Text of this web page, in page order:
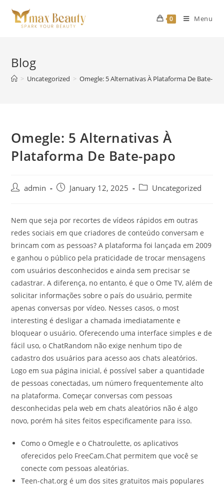
content
0 Menu
Blog
> Uncategorized > Omegle: 5 Alternativas À Plataforma De Bate-
Omegle: 5 Alternativas À
Plataforma De Bate-papo
Postadmin
PostJanuary 12, 2025
PostUncategorized
Nem que seja por recortes de vídeos rápidos em outras
redes sociais em que criadores de conteúdo conversam e
brincam com as pessoas? A plataforma foi lançada em 2009
e ganhou o público pela praticidade de trocar mensagens
com usuários desconhecidos e ainda sem precisar se
cadastrar. A diferença, no entanto, é que o Ome TV, além de
solicitar informações sobre o país do usuário, permite
apenas conversas por vídeo. Nesses casos, o most
interesting é desligar a chamada imediatamente e
bloquear o usuário. Oferecendo uma interface simples e de
fácil uso, o ChatRandom não exige nenhum tipo de
cadastro dos usuários para acesso aos chats aleatórios.
Logo em sua página inicial, é possível saber a quantidade
de pessoas conectadas, um número frequentemente alto
na plataforma. Começar conversas com pessoas
desconhecidas pela web em chats aleatórios não é algo
novo, porém há sites feitos especificamente para isso.
Como o Omegle e o Chatroulette, os aplicativos
oferecidos pelo FreeCam.Chat permitem que você se
conecte com pessoas aleatórias.
Teen-chat.org é um dos sites gratuitos mais populares